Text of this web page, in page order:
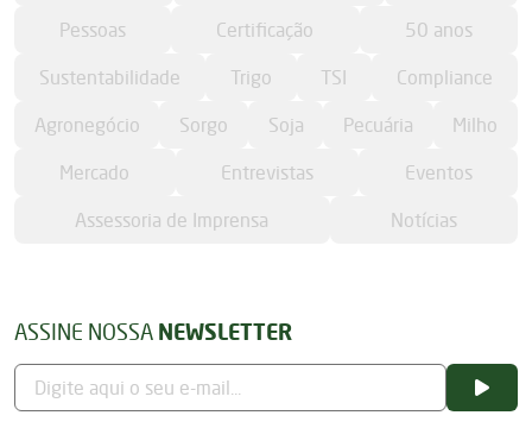
Pessoas
Certificação
50 anos
Sustentabilidade
Trigo TSI
Compliance
Agronegócio
Sorgo Soja Pecuária
Milho
Mercado
Entrevistas
Eventos
Assessoria de Imprensa
Notícias
ASSINE NOSSA NEWSLETTER